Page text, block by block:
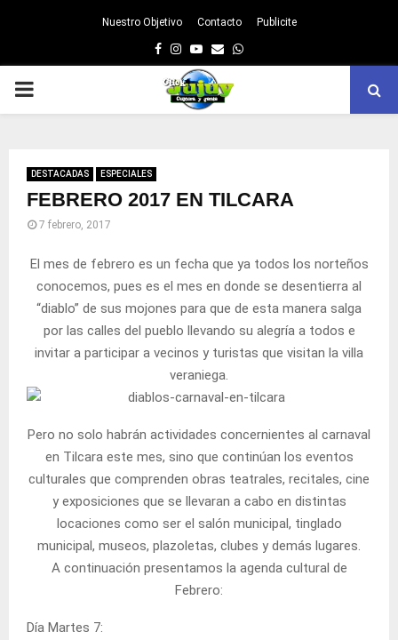
Nuestro Objetivo Contacto Publicite
Facebook
Instagram
Youtube
EmailWhatsapp
PRIMARY
DESTACADAS ESPECIALES
FEBRERO 2017 EN TILCARA
7 febrero, 2017
El mes de febrero es un fecha que ya todos los norteños
conocemos, pues es el mes en donde se desentierra al
“diablo” de sus mojones para que de esta manera salga
por las calles del pueblo llevando su alegría a todos e
invitar a participar a vecinos y turistas que visitan la villa
veraniega.
Pero no solo habrán actividades concernientes al carnaval
en Tilcara este mes, sino que continúan los eventos
culturales que comprenden obras teatrales, recitales, cine
y exposiciones que se llevaran a cabo en distintas
locaciones como ser el salón municipal, tinglado
municipal, museos, plazoletas, clubes y demás lugares.
A continuación presentamos la agenda cultural de
Febrero:
Día Martes 7: